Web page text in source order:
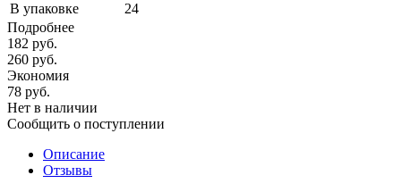
В упаковке
24
Подробнее
182 руб.
260 руб.
Экономия
78 руб.
Нет в наличии
Сообщить о поступлении
Описание
Отзывы